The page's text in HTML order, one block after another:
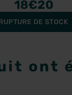
90 gélules
18€20
DE STOCK
ont